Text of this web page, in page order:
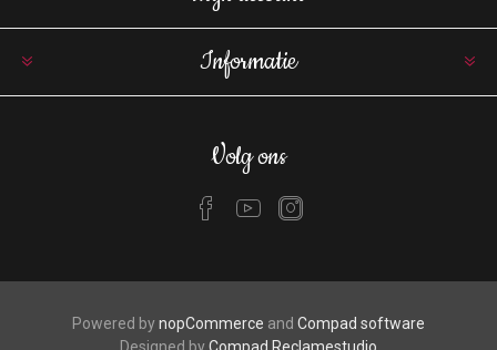
Informatie
Volg ons
Powered bynopCommerce and Compad software